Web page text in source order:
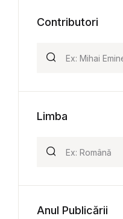
Contributori
Limba
Anul Publicării